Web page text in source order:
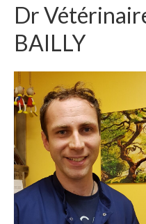
Dr
BAILLY